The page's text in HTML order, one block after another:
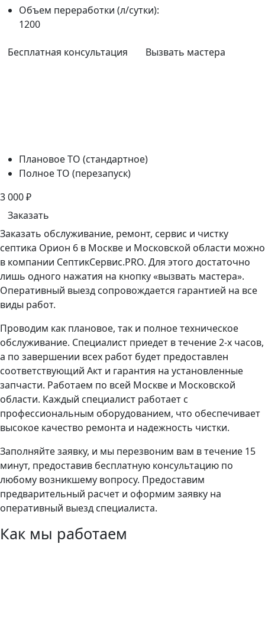
Объем переработки (л/сутки):
1200
Бесплатная консультация Вызвать мастера
Плановое ТО (стандартное)
Полное ТО (перезапуск)
3 000₽
Заказать
Заказать обслуживание, ремонт, сервис и чистку
септика Орион 6 в Москве и Московской области можно
в компании СептикСервис.PRO. Для этого достаточно
лишь одного нажатия на кнопку «вызвать мастера».
Оперативный выезд сопровождается гарантией на все
виды работ.
Проводим как плановое, так и полное техническое
обслуживание. Специалист приедет в течение 2-х часов,
а по завершении всех работ будет предоставлен
соответствующий Акт и гарантия на установленные
запчасти. Работаем по всей Москве и Московской
области. Каждый специалист работает с
профессиональным оборудованием, что обеспечивает
высокое качество ремонта и надежность чистки.
Заполняйте заявку, и мы перезвоним вам в течение 15
минут, предоставив бесплатную консультацию по
любому возникшему вопросу. Предоставим
предварительный расчет и оформим заявку на
оперативный выезд специалиста.
Как мы работаем